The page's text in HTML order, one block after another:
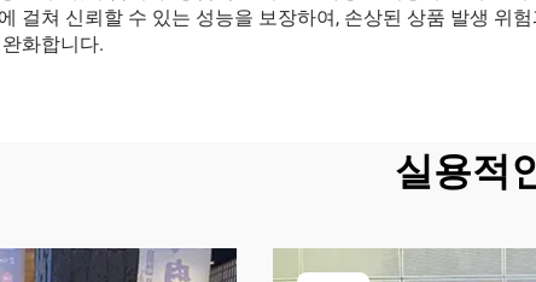
걸쳐 신뢰할 수 있는 성능을 보장하여, 손상된 상품 발생 위
화합니다.
실용적